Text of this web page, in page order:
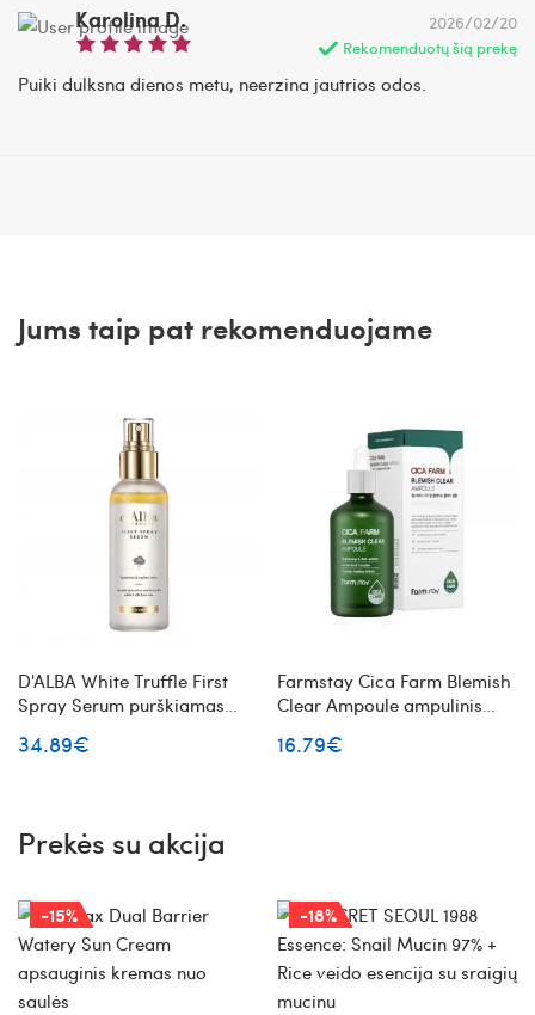
Karolina D.
Rekomenduotų šią prekę
2026/02/20
Puiki dulksna dienos metu, neerzina jautrios odos.
Jums taip pat rekomenduojame
D'ALBA White Truffle First
Spray Serum purškiamas
triufelių ekstraktu 100ml
34.89€
Farmstay Cica Farm Blemish
Clear Ampoule ampulinis
centele
16.79€
Prekės su akcija
-15% -18%